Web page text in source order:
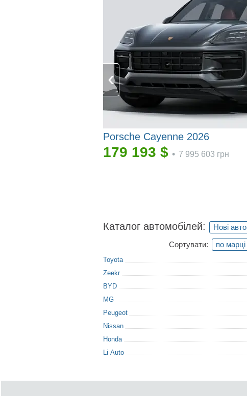
Porsche Cayenne 2026
179 193 $ • 7 995 603 грн
Каталог автомобілей:
Нові авто
Сортувати:
по марці
Toyota
Zeekr
BYD
MG
Peugeot
Nissan
Honda
Li Auto